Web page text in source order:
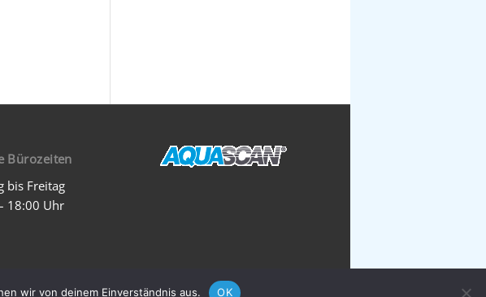
Bürozeiten
bis Freitag
18:00 Uhr
wir von deinem Einverständnis aus. OK